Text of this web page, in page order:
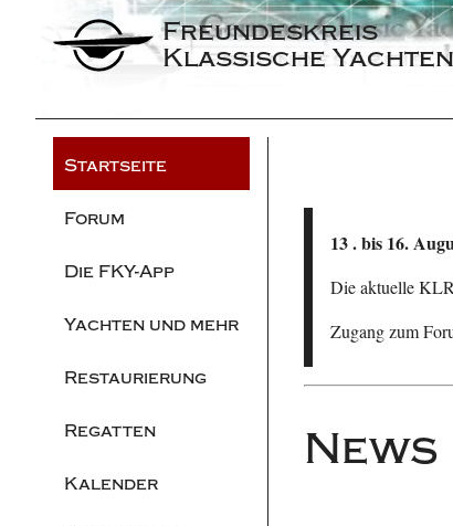
Freundeskreis
Klassische Yachten
Startseite
Forum
Die FKY-App
Yachten und mehr
Restaurierung
Regatten
Kalender
13 . bis 16.
Die aktuelle
Zugang zum
News